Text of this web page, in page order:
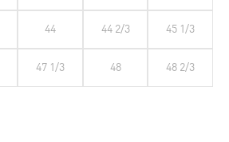
44 44 2/3 45 1/3
47 1/3 48 48 2/3